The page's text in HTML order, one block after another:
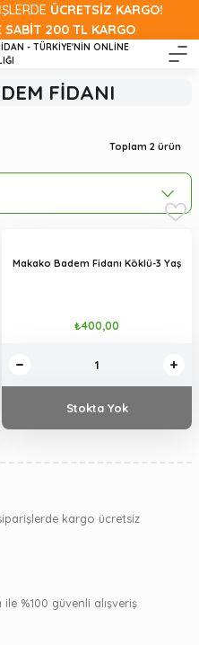
ÜCRETSİZ KARGO!
SABİT 200 TL KARGO
FİDANI
Toplam 2 ürün
Makako Badem Fidanı Köklü-3 Yaş
₺400,00
Stokta Yok
kargo ücretsiz
%100 güvenli alışveriş